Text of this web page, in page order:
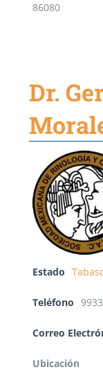
86080
Dr.
Estado
Teléfono
Correo
Ubicación